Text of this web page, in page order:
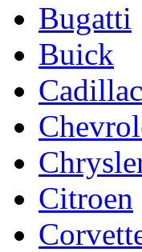
Bugatti
Buick
Cadillac
Citroen